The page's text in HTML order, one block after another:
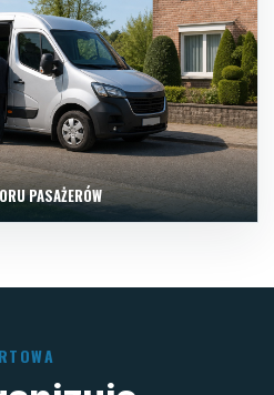
PASAŻERÓW